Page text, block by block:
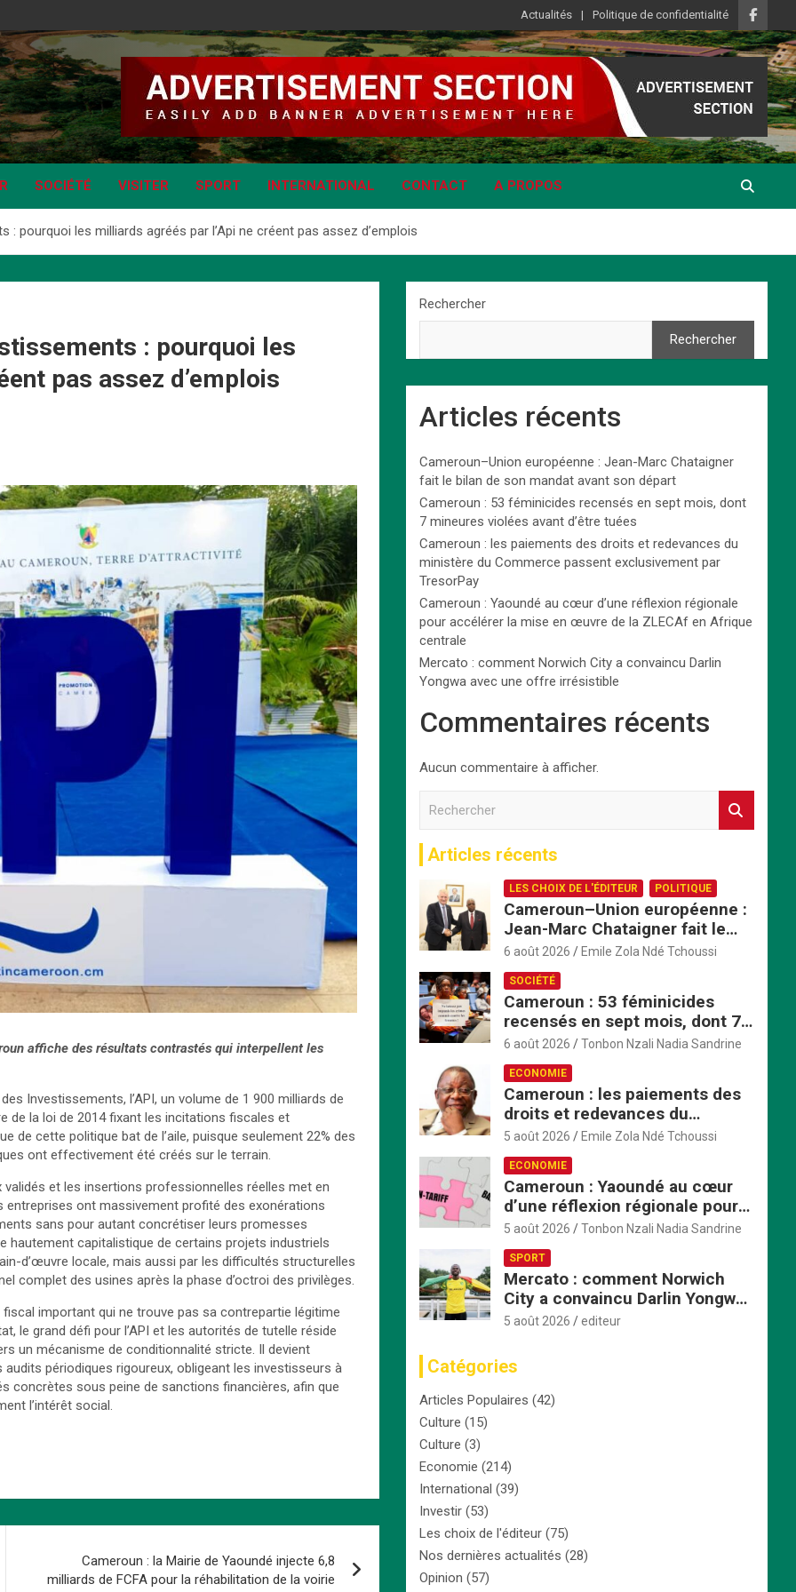
Actualités Politique de confidentialité
SOCIÉTÉ VISITER SPORT INTERNATIONAL CONTACT A PROPOS
pourquoi les milliards agréés par l’Api ne créent pas assez d’emplois
: pourquoi les
pas assez d’emplois
affiche des résultats contrastés qui interpellent les
Investissements, l’API, un volume de 1 900 milliards de
de la loi de 2014 fixant les incitations fiscales et
de cette politique bat de l’aile, puisque seulement 22% des
ont effectivement été créés sur le terrain.
et les insertions professionnelles réelles met en
entreprises ont massivement profité des exonérations
sans pour autant concrétiser leurs promesses
hautement capitalistique de certains projets industriels
d’œuvre locale, mais aussi par les difficultés structurelles
complet des usines après la phase d’octroi des privilèges.
important qui ne trouve pas sa contrepartie légitime
le grand défi pour l’API et les autorités de tutelle réside
un mécanisme de conditionnalité stricte. Il devient
périodiques rigoureux, obligeant les investisseurs à
concrètes sous peine de sanctions financières, afin que
l’intérêt social.
Cameroun : la Mairie de Yaoundé injecte 6,8
milliards de FCFA pour la réhabilitation de la voirie
Rechercher
Rechercher
Articles récents
Cameroun–Union européenne : Jean-Marc Chataigner
fait le bilan de son mandat avant son départ
Cameroun : 53 féminicides recensés en sept mois, dont
7 mineures violées avant d’être tuées
Cameroun : les paiements des droits et redevances du
ministère du Commerce passent exclusivement par
TresorPay
Cameroun : Yaoundé au cœur d’une réflexion régionale
pour accélérer la mise en œuvre de la ZLECAf en Afrique
centrale
Mercato : comment Norwich City a convaincu Darlin
Yongwa avec une offre irrésistible
Commentaires récents
Aucun commentaire à afficher.
c
h
e
Articles récents
LES CHOIX DE L'ÉDITEUR POLITIQUE
Cameroun–Union européenne :
Jean-Marc Chataigner fait le
bilan de son mandat avant son
départ
6 août 2026 Emile Zola Ndé Tchoussi
SOCIÉTÉ
Cameroun : 53 féminicides
recensés en sept mois, dont 7
mineures violées avant d’être
tuées
6 août 2026 Tonbon Nzali Nadia Sandrine
ECONOMIE
Cameroun : les paiements des
droits et redevances du
ministère du Commerce
passent exclusivement par
TresorPay
5 août 2026 Emile Zola Ndé Tchoussi
ECONOMIE
Cameroun : Yaoundé au cœur
d’une réflexion régionale pour
accélérer la mise en œuvre de
la ZLECAf en Afrique centrale
5 août 2026 Tonbon Nzali Nadia Sandrine
SPORT
Mercato : comment Norwich
City a convaincu Darlin Yongwa
avec une offre irrésistible
5 août 2026 editeur
Catégories
Articles Populaires (42)
Culture (15)
Culture (3)
Economie (214)
International (39)
Investir (53)
Les choix de l'éditeur (75)
Nos dernières actualités (28)
Opinion (57)